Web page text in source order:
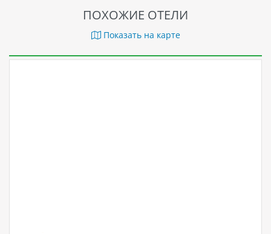
ПОХОЖИЕ ОТЕЛИ
Показать на карте